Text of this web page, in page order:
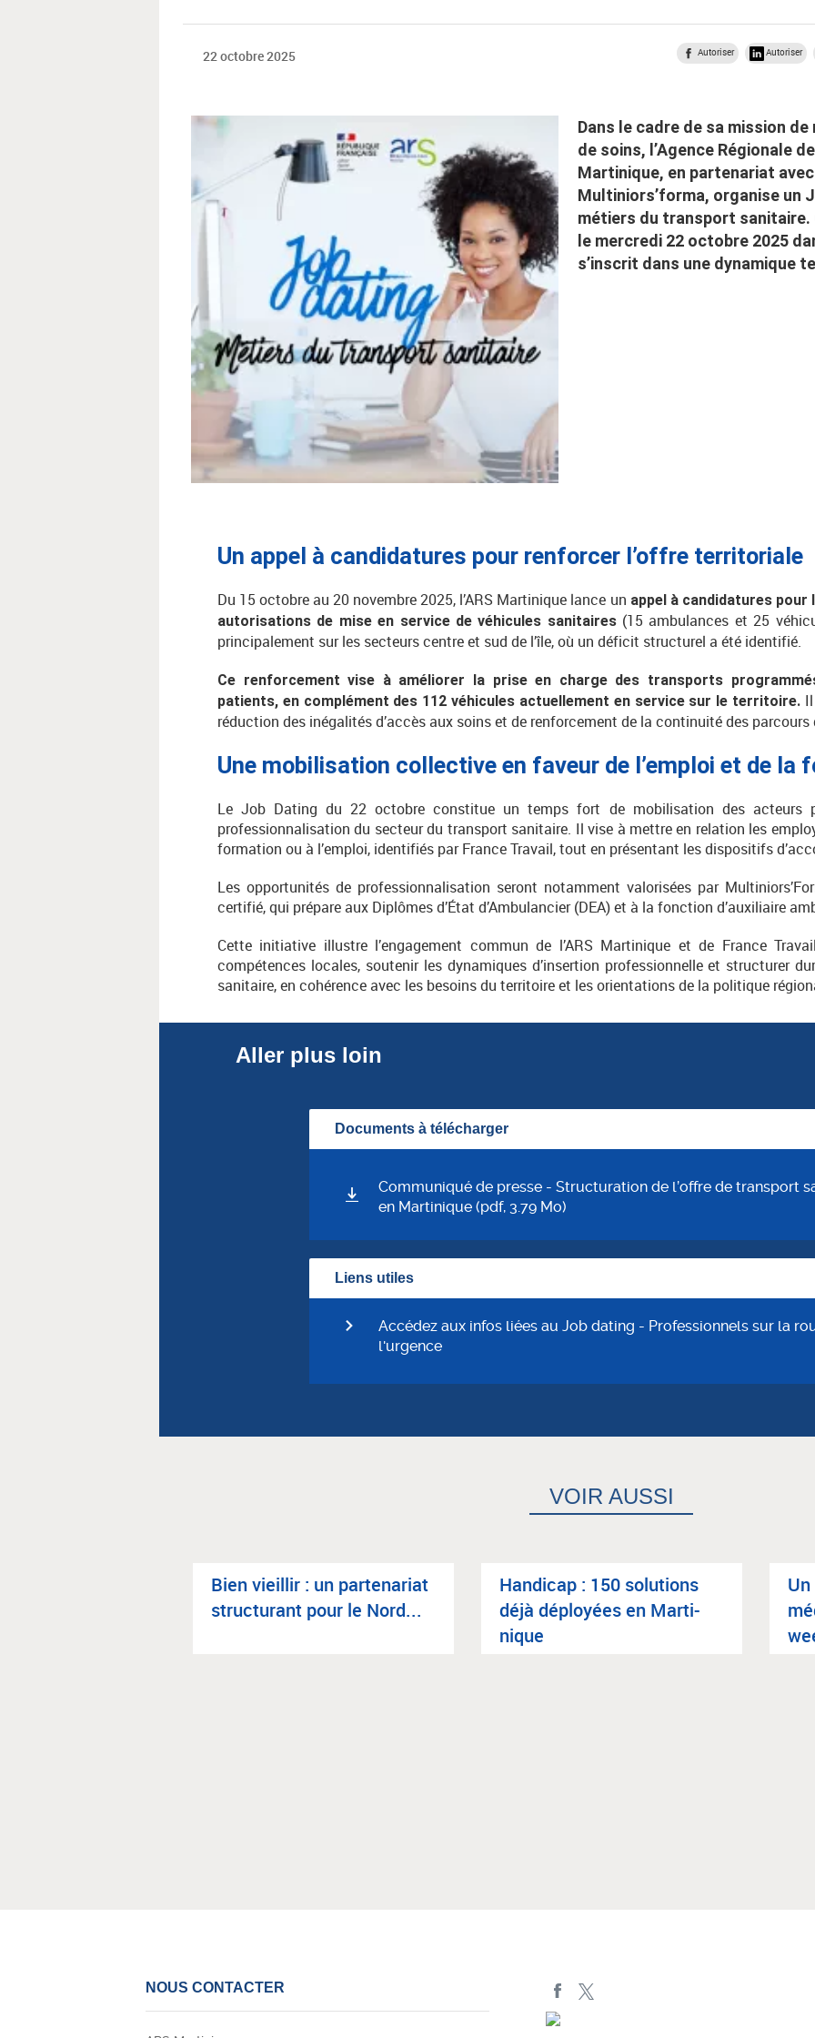
22 octobre 2025 Autoriser Autoriser
Dans le cadre de sa mission
de soins, l’Agence Régionale
Martinique, en partenariat
Multiniors’forma, organise un
métiers du transport sanitaire.
le mercredi 22 octobre 2025
s’inscrit dans une dynamique
Un appel à candidatures pour renforcer l’offre territoriale
Du 15 octobre au 20 novembre 2025, l’ARS Martinique lance un appel à candidatures pour
autorisations de mise en service de véhicules sanitaires(15 ambulances et 25
principalement sur les secteurs centre et sud de l’île, où un déficit structurel a été identifié.
Ce renforcement vise à améliorer la prise en charge des transports
patients, en complément des 112 véhicules actuellement en service sur le territoire.
réduction des inégalités d’accès aux soins et de renforcement de la continuité des parcours
Une mobilisation collective en faveur de l’emploi et de la
Le Job Dating du 22 octobre constitue un temps fort de mobilisation des acteurs
professionnalisation du secteur du transport sanitaire. Il vise à mettre en relation les
formation ou à l’emploi, identifiés par France Travail, tout en présentant les dispositifs
Les opportunités de professionnalisation seront notamment valorisées par
certifié, qui prépare aux Diplômes d’État d’Ambulancier (DEA) et à la fonction d’auxiliaire
Cette initiative illustre l’engagement commun de l’ARS Martinique et de France
compétences locales, soutenir les dynamiques d’insertion professionnelle et structurer
sanitaire, en cohérence avec les besoins du territoire et les orientations de la politique
Aller plus loin
Documents à télécharger
Communiqué de presse - Structuration de l’offre de transport
en Martinique (pdf, 3.79 Mo)
Liens utiles
Accédez aux infos liées au Job dating - Professionnels sur la
l'urgence
VOIR AUSSI
Bien vieillir : un par­te­na­riat
struc­tu­rant pour le Nord...
Han­di­cap : 150 solu­tions
déjà déployées en Mar­ti­
nique
NOUS CONTACTER